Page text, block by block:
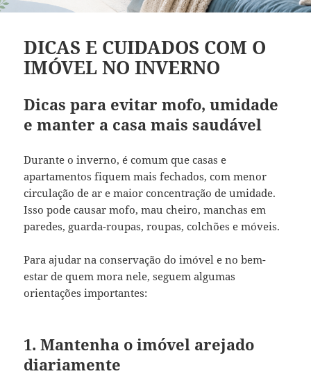
DICAS E CUIDADOS COM O
IMÓVEL NO INVERNO
Dicas para evitar mofo, umidade
e manter a casa mais saudável
Durante o inverno, é comum que casas e
apartamentos fiquem mais fechados, com menor
circulação de ar e maior concentração de umidade.
Isso pode causar mofo, mau cheiro, manchas em
paredes, guarda-roupas, roupas, colchões e móveis.
Para ajudar na conservação do imóvel e no bem-
estar de quem mora nele, seguem algumas
orientações importantes:
1. Mantenha o imóvel arejado
diariamente